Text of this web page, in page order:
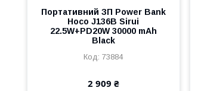
Портативний ЗП Power Bank
Hoco J136B Sirui
22.5W+PD20W 30000 mAh
Black
73884
2 909 ₴